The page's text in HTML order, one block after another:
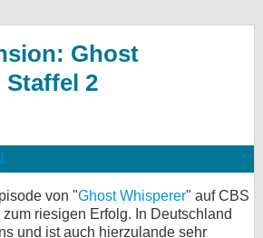
Ghost
Staffel 2
von "Ghost Whisperer" auf CBS
riesigen Erfolg. In Deutschland
und ist auch hierzulande sehr
Veranstaltungen
Gewinnspiele
Forum